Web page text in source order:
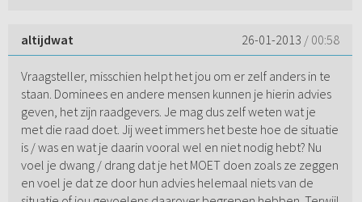
altijdwat 26-01-2013 / 00:58
Vraagsteller, misschien helpt het jou om er zelf anders in te
staan. Dominees en andere mensen kunnen je hierin advies
geven, het zijn raadgevers. Je mag dus zelf weten wat je
met die raad doet. Jij weet immers het beste hoe de situatie
is / was en wat je daarin vooral wel en niet nodig hebt? Nu
voel je dwang / drang dat je het MOET doen zoals ze zeggen
en voel je dat ze door hun advies helemaal niets van de